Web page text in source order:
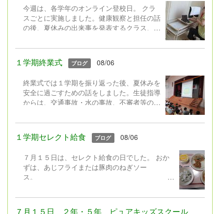
今週は、各学年のオンライン登校日。 クラ
スごとに実施しました。健康観察と担任の話
の後、夏休みの出来事を発表するクラス、ク
聞かせをするクラス,、学級園の作物の様子
を中継するクラス・・・活動はそれぞれでし
たが、画面越しに久しぶりに会うクラスの友
児童クラブの子は、朝学校に来て行
いました。
１学期終業式 ブログ 08/06
終業式では１学期を振り返った後、夏休みを
安全に過ごすための話をしました。生徒指導
からは、交通事故・水の事故、不審者等の事
やネットモラルの話をしました。 ２年生に
よる「勇気１００％」の歌の発表もありまし
た。元気100％の歌声で全校みんなが元気を
たが、みんな嬉しそうに下校していきまし
た。
１学期セレクト給食 ブログ 08/06
７月１５日は、セレクト給食の日でした。 おか
ずは、あじフライまたは豚肉のねぎソー
ス。
ゼリー。 暑いと食欲が落ちやすいですが、みん
なの好きなわかめごはんに冷たいデザートなど、
７月１５日 ２年・５年 ピュアキッズスクール